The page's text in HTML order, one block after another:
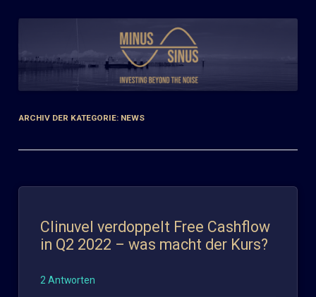
ARCHIV DER KATEGORIE: NEWS
Clinuvel verdoppelt Free Cashflow
in Q2 2022 – was macht der Kurs?
2 Antworten